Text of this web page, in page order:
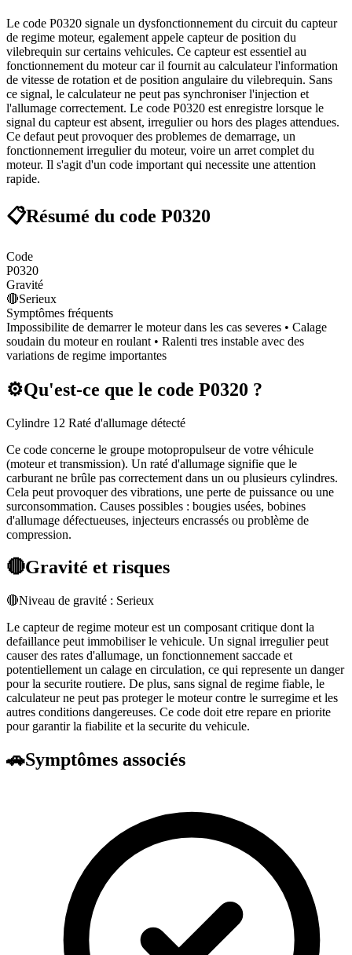
Le code P0320 signale un dysfonctionnement du circuit du capteur
de regime moteur, egalement appele capteur de position du
vilebrequin sur certains vehicules. Ce capteur est essentiel au
fonctionnement du moteur car il fournit au calculateur l'information
de vitesse de rotation et de position angulaire du vilebrequin. Sans
ce signal, le calculateur ne peut pas synchroniser l'injection et
l'allumage correctement. Le code P0320 est enregistre lorsque le
signal du capteur est absent, irregulier ou hors des plages attendues.
Ce defaut peut provoquer des problemes de demarrage, un
fonctionnement irregulier du moteur, voire un arret complet du
moteur. Il s'agit d'un code important qui necessite une attention
rapide.
📋Résumé du code P0320
Code
P0320
Gravité
🔴Serieux
Symptômes fréquents
Impossibilite de demarrer le moteur dans les cas severes • Calage
soudain du moteur en roulant • Ralenti tres instable avec des
variations de regime importantes
⚙️Qu'est-ce que le code P0320 ?
Cylindre 12 Raté d'allumage détecté
Ce code concerne le groupe motopropulseur de votre véhicule
(moteur et transmission). Un raté d'allumage signifie que le
carburant ne brûle pas correctement dans un ou plusieurs cylindres.
Cela peut provoquer des vibrations, une perte de puissance ou une
surconsommation. Causes possibles : bougies usées, bobines
d'allumage défectueuses, injecteurs encrassés ou problème de
compression.
🔴Gravité et risques
🔴Niveau de gravité : Serieux
Le capteur de regime moteur est un composant critique dont la
defaillance peut immobiliser le vehicule. Un signal irregulier peut
causer des rates d'allumage, un fonctionnement saccade et
potentiellement un calage en circulation, ce qui represente un danger
pour la securite routiere. De plus, sans signal de regime fiable, le
calculateur ne peut pas proteger le moteur contre le surregime et les
autres conditions dangereuses. Ce code doit etre repare en priorite
pour garantir la fiabilite et la securite du vehicule.
🚗Symptômes associés